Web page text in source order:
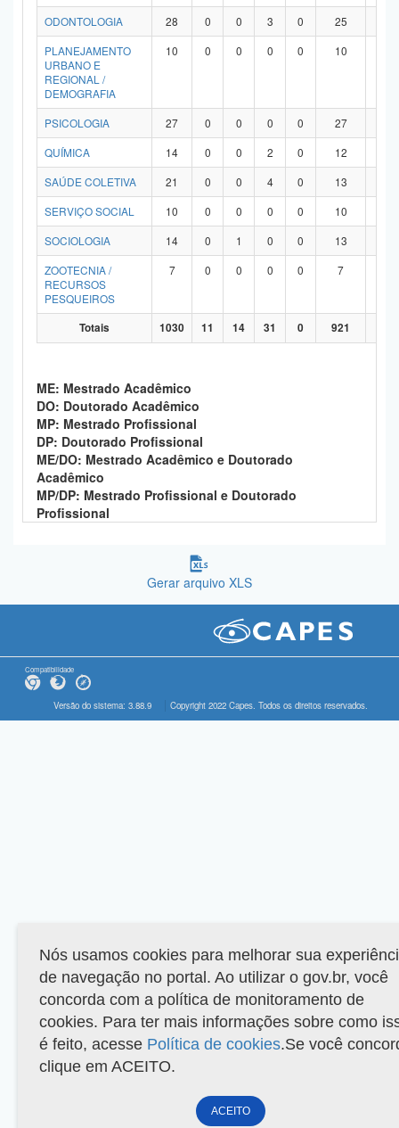
ODONTOLOGIA
28 0 0 3 0 25
PLANEJAMENTO
URBANO E
REGIONAL /
DEMOGRAFIA
10 0 0 0 0 10
PSICOLOGIA 27 0 0 0 0 27
QUÍMICA
14 0 0 2 0 12
SAÚDE COLETIVA
21 0 0 4 0 13
SERVIÇO SOCIAL
10 0 0 0 0 10
SOCIOLOGIA
14 0 1 0 0 13
ZOOTECNIA /
RECURSOS
PESQUEIROS
7 0 0 0 0 7
Totais 1030 11 14 31 0 921
ME: Mestrado Acadêmico
DO: Doutorado Acadêmico
MP: Mestrado Profissional
DP: Doutorado Profissional
ME/DO: Mestrado Acadêmico e Doutorado
Acadêmico
MP/DP: Mestrado Profissional e Doutorado
Profissional
Gerar arquivo XLS
Compatibilidade
Versão do sistema: 3.88.9 Copyright 2022 Capes. Todos os direitos reservados.
Nós usamos cookies para melhorar sua
de navegação no portal. Ao utilizar o gov.br, você
concorda com a política de monitoramento de
cookies. Para ter mais informações sobre como
é feito, acesse Política de cookies.Se você
clique em ACEITO.
ACEITO